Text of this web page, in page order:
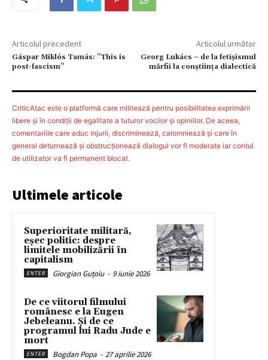
Articolul precedent
Gáspar Miklós Tamás: ”This is
post-fascism”
Articolul următor
Georg Lukács – de la fetișismul
mărfii la conștiința dialectică
CriticAtac este o platformă care militează pentru posibilitatea exprimării
libere şi în condiţii de egalitate a tuturor vocilor şi opiniilor. De aceea,
comentariile care aduc injurii, discriminează, calomniează şi care în
general deturnează şi obstrucţionează dialogul vor fi moderate iar contul
de utilizator va fi permanent blocat.
Ultimele articole
Superioritate militară,
eșec politic: despre
limitele mobilizării în
capitalism
ENTER Giorgian Guțoiu - 9 iunie 2026
De ce viitorul filmului
românesc e la Eugen
Jebeleanu. Și de ce
programul lui Radu Jude e
mort
ENTER Bogdan Popa - 27 aprilie 2026